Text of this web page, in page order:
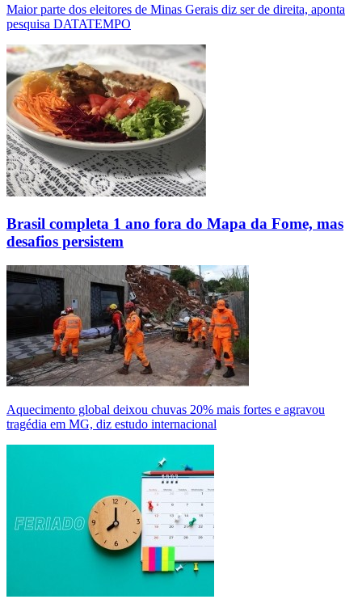
Maior parte dos eleitores de Minas Gerais diz ser de direita, aponta
pesquisa DATATEMPO
Brasil completa 1 ano fora do Mapa da Fome, mas
desafios persistem
Aquecimento global deixou chuvas 20% mais fortes e agravou
tragédia em MG, diz estudo internacional